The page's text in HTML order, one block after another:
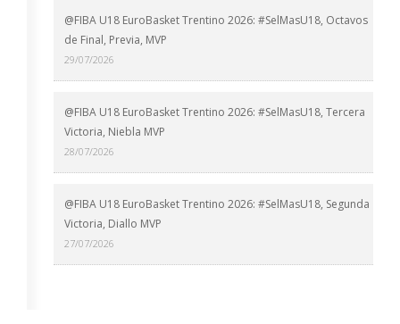
@FIBA U18 EuroBasket Trentino 2026: #SelMasU18, Octavos
de Final, Previa, MVP
29/07/2026
@FIBA U18 EuroBasket Trentino 2026: #SelMasU18, Tercera
Victoria, Niebla MVP
28/07/2026
@FIBA U18 EuroBasket Trentino 2026: #SelMasU18, Segunda
Victoria, Diallo MVP
27/07/2026